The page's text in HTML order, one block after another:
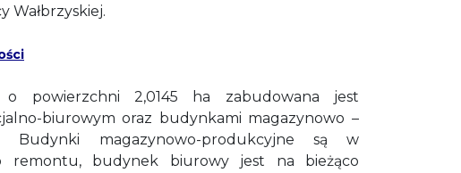
Wałbrzyskiej.
o powierzchni 2,0145 ha zabudowana jest
biurowym oraz budynkami magazynowo –
Budynki magazynowo-produkcyjne są w
remontu, budynek biurowy jest na bieżąco